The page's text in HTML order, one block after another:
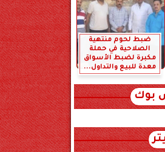
ضبط لحوم منتهية
الصلاحية في حملة
مكبرة لضبط الأسواق
معدة للبيع والتداول...
بوك